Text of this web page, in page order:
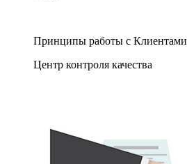
Принципы работы с Клиентами
Центр контроля качества